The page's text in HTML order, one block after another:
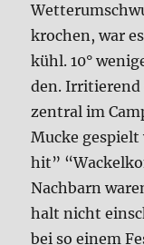
kro­chen, war
kühl. 10°
den. Irri­tie­rend
zen­tral im
Mucke
hit”
Nach­barn
halt nicht
bei so einem